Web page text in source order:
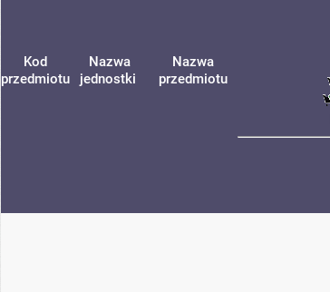
Kod
przedmiotu
Nazwa
jednostki
Nazwa
przedmiotu